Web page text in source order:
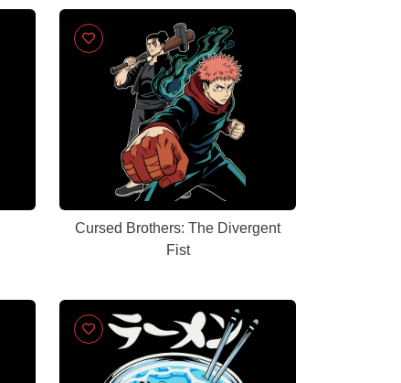
Cursed Brothers: The Divergent
Fist